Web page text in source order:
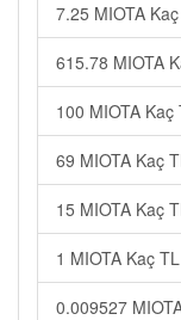
7.25 MIOTA
615.78 MIOTA
100 MIOTA Kaç
69 MIOTA Kaç
15 MIOTA Kaç
1 MIOTA Kaç
0.009527